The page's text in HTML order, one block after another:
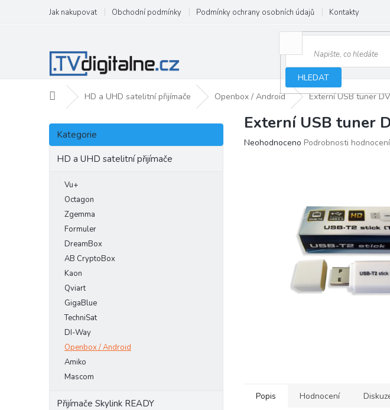
obsah
Jak nakupovat Obchodní podmínky Podmínky ochrany osobních údajů Kontakty
HLEDAT
Domů HD a UHD satelitní přijímače Openbox / Android Externí USB tuner
P
s
Přeskočit
kategorie
Kategorie
HD a UHD satelitní přijímače
Vu+
Octagon
Zgemma
Formuler
DreamBox
AB CryptoBox
Kaon
Qviart
GigaBlue
TechniSat
DI-Way
Openbox / Android
Amiko
Mascom
Přijímače Skylink READY
Externí USB tuner
Průměrné
Neohodnoceno Podrobnosti hodnocení
Popis Hodnocení